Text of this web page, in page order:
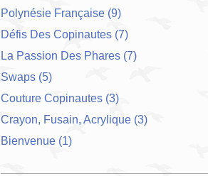
Polynésie Française (9)
Défis Des Copinautes (7)
La Passion Des Phares (7)
Swaps (5)
Couture Copinautes (3)
Crayon, Fusain, Acrylique (3)
Bienvenue (1)